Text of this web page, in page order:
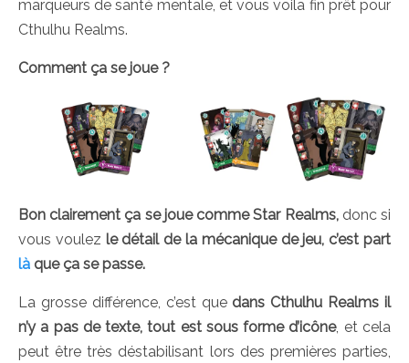
marqueurs de santé mentale, et vous voila fin prêt pour
Cthulhu Realms.
Comment ça se joue ?
Bon clairement ça se joue comme Star Realms,donc si
vous voulez le détail de la mécanique de jeu, c’est part
là que ça se passe.
La grosse différence, c’est que dans Cthulhu Realms il
n’y a pas de texte, tout est sous forme d’icône, et cela
peut être très déstabilisant lors des premières parties,